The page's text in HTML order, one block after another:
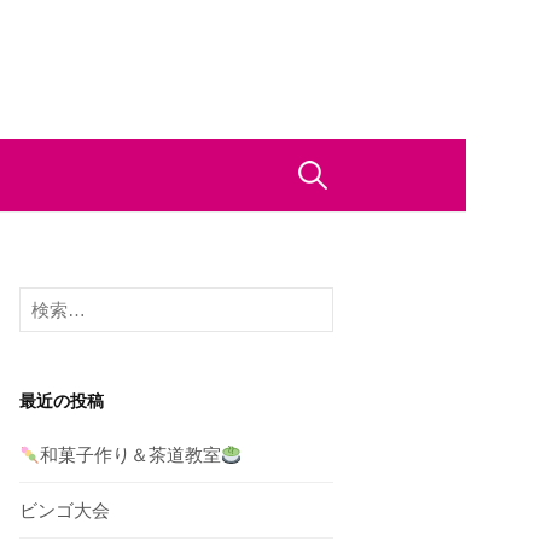
検
検
索:
最近の投稿
和菓子作り＆茶道教室
ビンゴ大会